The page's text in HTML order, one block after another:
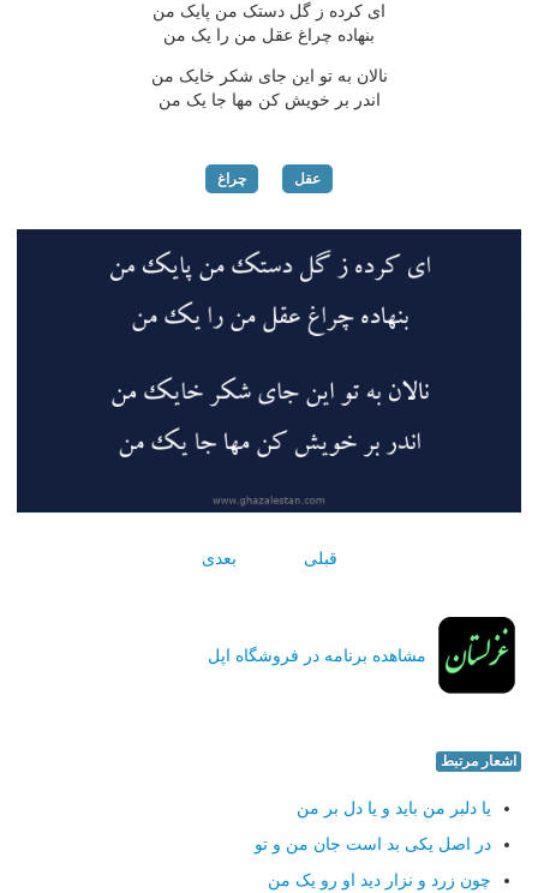
ای کرده ز گل دستک من پایک من
بنهاده چراغ عقل من را یک من
نالان به تو این جای شکر خایک من
اندر بر خویش کن مها جا یک من
عقل چراغ
قبلی بعدی
مشاهده برنامه در فروشگاه اپل
اشعار مرتبط
یا دلبر من باید و یا دل بر من
در اصل یکی بد است جان من و تو
چون زرد و نزار دید او رو یک من